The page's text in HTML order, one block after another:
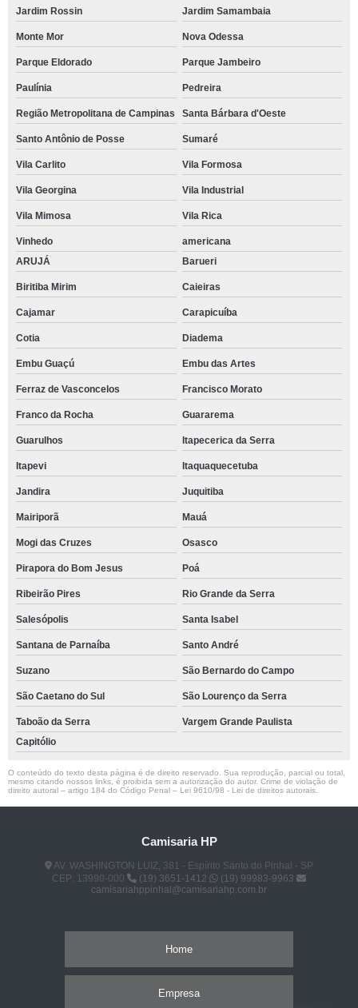
Jardim Rossin Jardim Samambaia
Monte Mor Nova Odessa
Parque Eldorado Parque Jambeiro
Paulínia Pedreira
Região Metropolitana de Campinas Santa Bárbara d'Oeste
Santo Antônio de Posse Sumaré
Vila Carlito Vila Formosa
Vila Georgina Vila Industrial
Vila Mimosa Vila Rica
Vinhedo
americana
ARUJÁ
Barueri
Biritiba Mirim Caieiras
Cajamar Carapicuíba
Cotia Diadema
Embu Guaçú Embu das Artes
Ferraz de Vasconcelos Francisco Morato
Franco da Rocha Guararema
Guarulhos Itapecerica da Serra
Itapevi Itaquaquecetuba
Jandira Juquitiba
Mairiporã Mauá
Mogi das Cruzes Osasco
Pirapora do Bom Jesus Poá
Ribeirão Pires Rio Grande da Serra
Salesópolis Santa Isabel
Santana de Parnaíba Santo André
Suzano São Bernardo do Campo
São Caetano do Sul São Lourenço da Serra
Taboão da Serra
Vargem Grande Paulista
Capitólio
O conteúdo do texto desta página é de direito reservado. Sua reprodução, parcial ou total,
mesmo citando nossos links, é proibida sem a autorização do autor. Crime de violação de
direito autoral – artigo 184 do Código Penal – Lei 9610/98 - Lei de direitos autorais
Camisaria HP
AV. WASHINGTON LUIZ, 381 - Espírito Santo do Pinhal - SP
CEP: 13990-000
(19) 3651-1412
(19) 99983-9963
camisariahppinhal@camisariahp.com.br
Home
Empresa